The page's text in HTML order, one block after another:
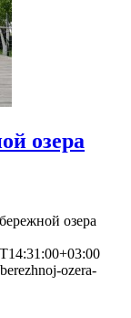
озера
озера
ozera-